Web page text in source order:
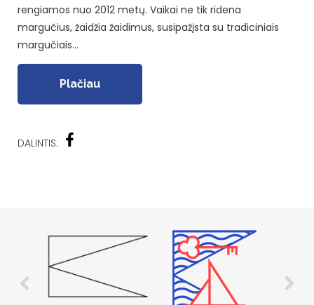
rengiamos nuo 2012 metų. Vaikai ne tik ridena
margučius, žaidžia žaidimus, susipažįsta su tradiciniais
margučiais…
Plačiau
DALINTIS: